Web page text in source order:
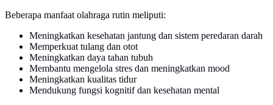
Beberapa manfaat olahraga rutin meliputi:
Meningkatkan kesehatan jantung dan sistem peredaran darah
Memperkuat tulang dan otot
Meningkatkan daya tahan tubuh
Membantu mengelola stres dan meningkatkan mood
Meningkatkan kualitas tidur
Mendukung fungsi kognitif dan kesehatan mental